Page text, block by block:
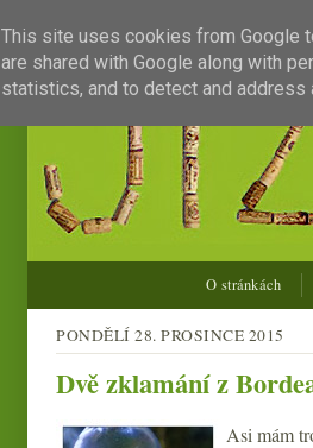
O stránkách
PONDĚLÍ 28. PROSINCE 2015
Dvě zklamání z
Asi mám
This site uses cookies from Google
are shared with Google along with
statistics, and to detect and address